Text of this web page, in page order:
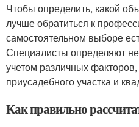
Чтобы определить, какой
лучше обратиться к
самостоятельном выборе
Специалисты определяют
учетом различных
приусадебного участка и
Как правильно